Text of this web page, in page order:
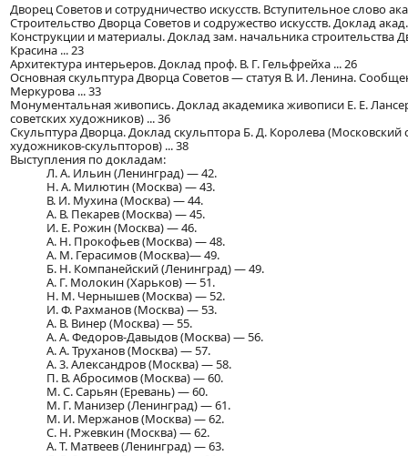
Дворец Советов и сотрудничество искусств. Вступительное слово
Строительство Дворца Советов и содружество искусств. Доклад
Конструкции и материалы. Доклад зам. начальника строительства
Красина ... 23
Архитектура интерьеров. Доклад проф. В. Г. Гельфрейха ... 26
Основная скульптура Дворца Советов — статуя В. И. Ленина.
Меркурова ... 33
Монументальная живопись. Доклад академика живописи Е. Е.
советских художников) ... 36
Скульптура Дворца. Доклад скульптора Б. Д. Королева (Московский
художников-скульпторов) ... 38
Выступления по докладам:
Л. А. Ильин (Ленинград) — 42.
Н. А. Милютин (Москва) — 43.
В. И. Мухина (Москва) — 44.
А. В. Пекарев (Москва) — 45.
И. Е. Рожин (Москва) — 46.
А. Н. Прокофьев (Москва) — 48.
А. М. Герасимов (Москва)— 49.
Б. Н. Компанейский (Ленинград) — 49.
А. Г. Молокин (Харьков) — 51.
Н. М. Чернышев (Москва) — 52.
И. Ф. Рахманов (Москва) — 53.
А. В. Винер (Москва) — 55.
А. А. Федоров-Давыдов (Москва) — 56.
А. А. Труханов (Москва) — 57.
А. 3. Александров (Москва) — 58.
П. В. Абросимов (Москва) — 60.
М. С. Сарьян (Еревань) — 60.
М. Г. Манизер (Ленинград) — 61.
М. И. Мержанов (Москва) — 62.
С. Н. Ржевкин (Москва) — 62.
А. Т. Матвеев (Ленинград) — 63.